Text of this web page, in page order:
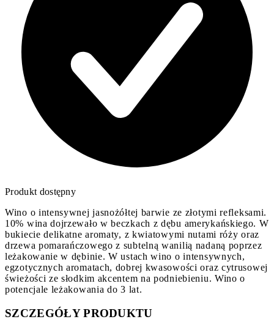
Produkt dostępny
Wino o intensywnej jasnożółtej barwie ze złotymi refleksami.
10% wina dojrzewało w beczkach z dębu amerykańskiego. W
bukiecie delikatne aromaty, z kwiatowymi nutami róży oraz
drzewa pomarańczowego z subtelną wanilią nadaną poprzez
leżakowanie w dębinie. W ustach wino o intensywnych,
egzotycznych aromatach, dobrej kwasowości oraz cytrusowej
świeżości ze słodkim akcentem na podniebieniu. Wino o
potencjale leżakowania do 3 lat.
SZCZEGÓŁY PRODUKTU